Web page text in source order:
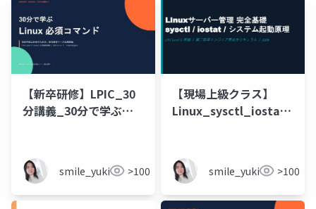
【新卒研修】LPIC_30
分講義_30分で学ぶ
smile_yukiko_it>100
【現場上級クラス】
smile_yukiko_it>100